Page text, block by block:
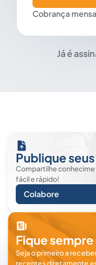
Cobrança
Já é
Publique
Compartilhe
fácil e rápido!
Colabore
Fique
Seja o primeiro a
recentes diretamente